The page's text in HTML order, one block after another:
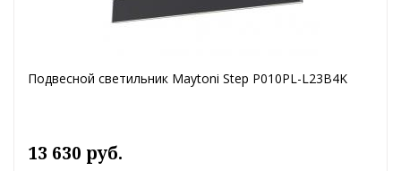
Подвесной светильник Maytoni Step P010PL-L23B4K
13 630 руб.